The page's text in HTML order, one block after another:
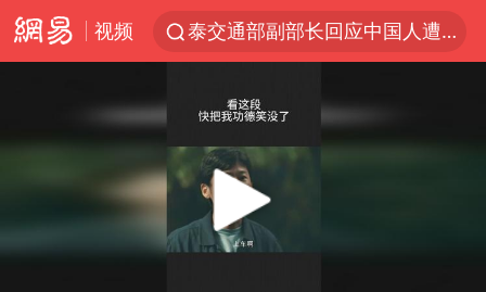
视频
泰交通部副部长回应中国人遭歧视手势
段绚竞因公牺牲 年仅44岁
男子结婚8年3个女儿均非亲生